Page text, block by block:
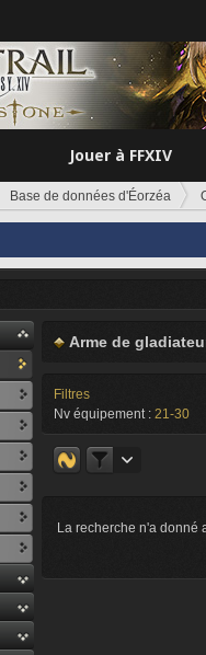
Jouer à FFXIV
Base de données d'Éorzéa
Arme de
Filtres
Nv équipement : 21-30
La recherche n'a donné